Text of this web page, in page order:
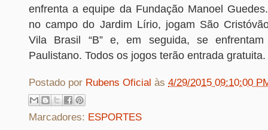
enfrenta a equipe da Fundação Manoel
no campo do Jardim Lírio, jogam São
Vila Brasil “B” e, em seguida, se
Paulistano. Todos os jogos terão entrada gratuita.
Postado por Rubens Oficial às 4/29/2015 09:10:00
Marcadores: ESPORTES